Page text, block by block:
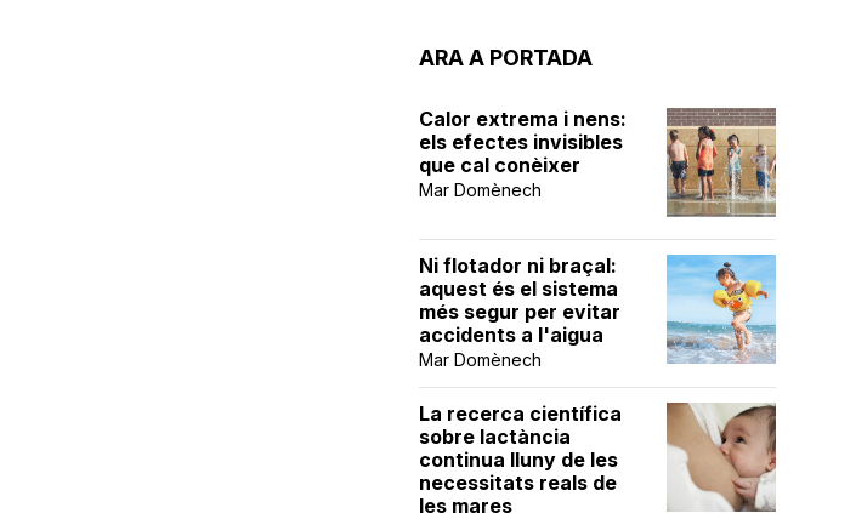
ARA A PORTADA
Calor extrema i nens:
els efectes invisibles
que cal conèixer
Mar Domènech
Ni flotador ni braçal:
aquest és el sistema
més segur per evitar
accidents a l'aigua
Mar Domènech
La recerca científica
sobre lactància
continua lluny de les
necessitats reals de
les mares